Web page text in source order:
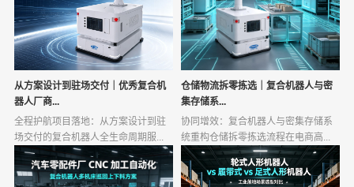
从方案设计到驻场交付｜优秀复合机
器人厂商...
全程护航项目落地：从方案设计到驻
场交付的复合机器人全生命周期服...
仓储物流拆零拣选｜复合机器人与密
集存储系...
协同增效：复合机器人与密集存储系
统重构仓储拆零拣选流程在电商高...